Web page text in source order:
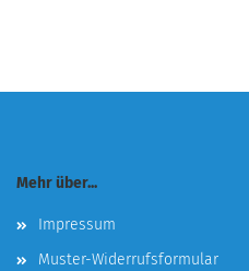
Mehr über...
Impressum
Muster-Widerrufsformular